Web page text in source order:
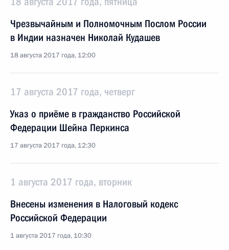
Чрезвычайным и Полномочным Послом России
в Индии назначен Николай Кудашев
18 августа 2017 года, 12:00
17 августа 2017 года, четверг
Указ о приёме в гражданство Российской
Федерации Шейна Перкинса
17 августа 2017 года, 12:30
1 августа 2017 года, вторник
Внесены изменения в Налоговый кодекс
Российской Федерации
1 августа 2017 года, 10:30